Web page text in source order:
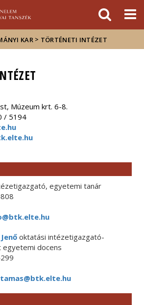
ELTE a
sajtóban
KAR > TÖRTÉNETI INTÉZET
Múzeum krt. 6-8.
/ 5194
egyetemi tanár
oktatási intézetigazgató-
docens